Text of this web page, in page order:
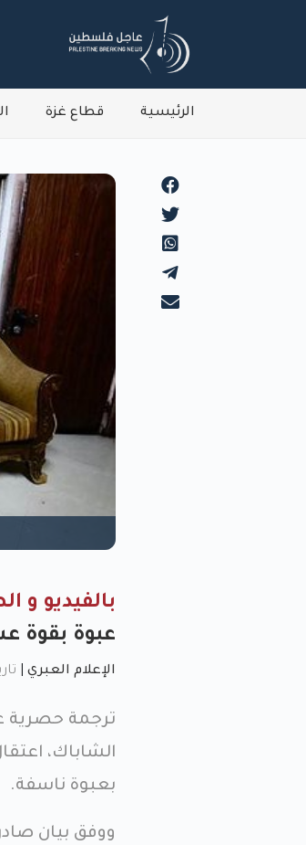
الرئيسية قطاع غزة
بالفيديو و
عبوة بقوة
الإعلام العبري
ترجمة حصرية
الشاباك،
بعبوة ناسفة.
ووفق بيان